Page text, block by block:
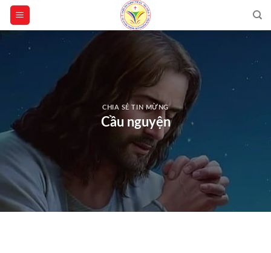
Skip
CHIA SẺ TIN MỪNG
Cầu nguyện